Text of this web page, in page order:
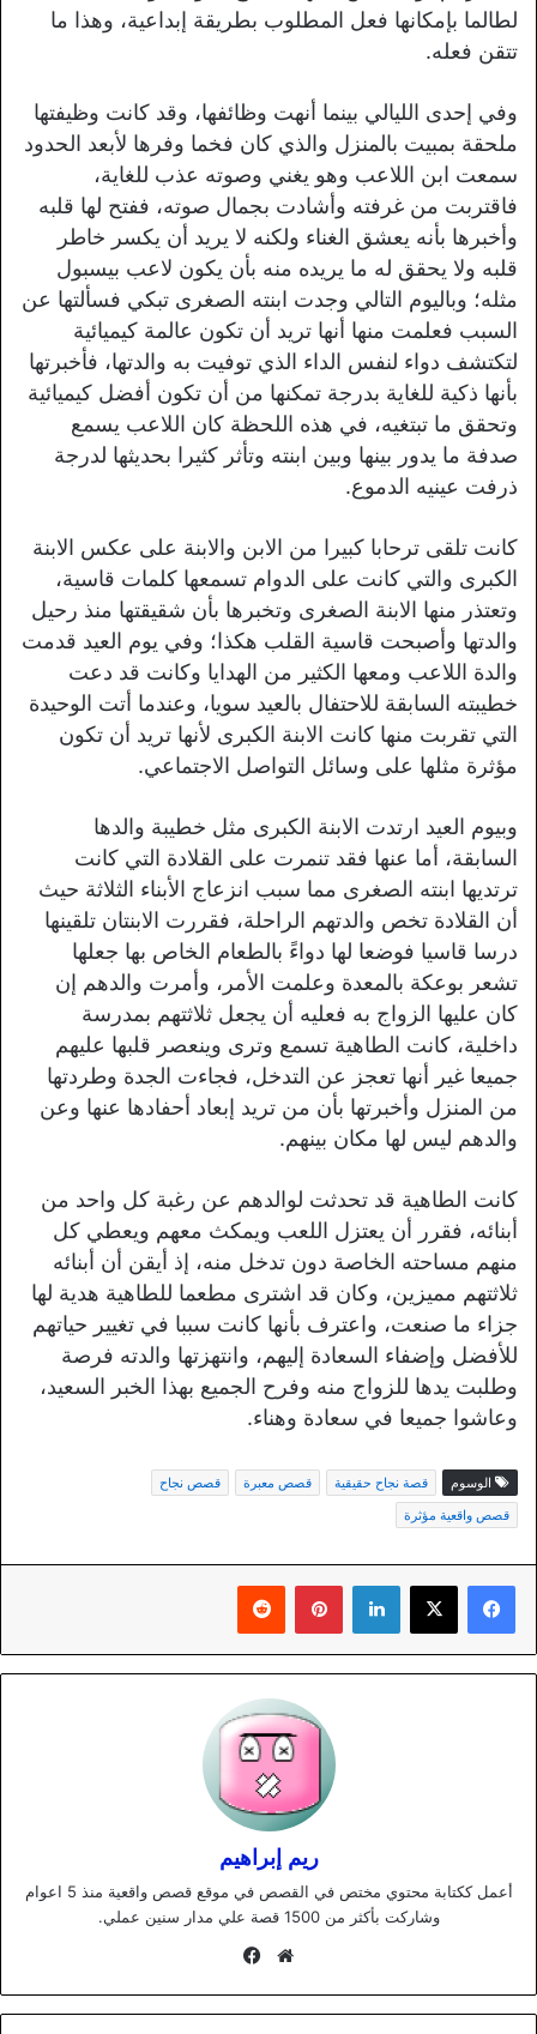
لطالما بإمكانها فعل المطلوب بطريقة إبداعية، وهذا ما
تتقن فعله.
وفي إحدى الليالي بينما أنهت وظائفها، وقد كانت وظيفتها
ملحقة بمبيت بالمنزل والذي كان فخما وفرها لأبعد الحدود
سمعت ابن اللاعب وهو يغني وصوته عذب للغاية،
فاقتربت من غرفته وأشادت بجمال صوته، ففتح لها قلبه
وأخبرها بأنه يعشق الغناء ولكنه لا يريد أن يكسر خاطر
قلبه ولا يحقق له ما يريده منه بأن يكون لاعب بيسبول
مثله؛ وباليوم التالي وجدت ابنته الصغرى تبكي فسألتها عن
السبب فعلمت منها أنها تريد أن تكون عالمة كيميائية
لتكتشف دواء لنفس الداء الذي توفيت به والدتها، فأخبرتها
بأنها ذكية للغاية بدرجة تمكنها من أن تكون أفضل كيميائية
وتحقق ما تبتغيه، في هذه اللحظة كان اللاعب يسمع
صدفة ما يدور بينها وبين ابنته وتأثر كثيرا بحديثها لدرجة
ذرفت عينيه الدموع.
كانت تلقى ترحابا كبيرا من الابن والابنة على عكس الابنة
الكبرى والتي كانت على الدوام تسمعها كلمات قاسية،
وتعتذر منها الابنة الصغرى وتخبرها بأن شقيقتها منذ رحيل
والدتها وأصبحت قاسية القلب هكذا؛ وفي يوم العيد قدمت
والدة اللاعب ومعها الكثير من الهدايا وكانت قد دعت
خطيبته السابقة للاحتفال بالعيد سويا، وعندما أتت الوحيدة
التي تقربت منها كانت الابنة الكبرى لأنها تريد أن تكون
مؤثرة مثلها على وسائل التواصل الاجتماعي.
وبيوم العيد ارتدت الابنة الكبرى مثل خطيبة والدها
السابقة، أما عنها فقد تنمرت على القلادة التي كانت
ترتديها ابنته الصغرى مما سبب انزعاج الأبناء الثلاثة حيث
أن القلادة تخص والدتهم الراحلة، فقررت الابنتان تلقينها
درسا قاسيا فوضعا لها دواءً بالطعام الخاص بها جعلها
تشعر بوعكة بالمعدة وعلمت الأمر، وأمرت والدهم إن
كان عليها الزواج به فعليه أن يجعل ثلاثتهم بمدرسة
داخلية، كانت الطاهية تسمع وترى وينعصر قلبها عليهم
جميعا غير أنها تعجز عن التدخل، فجاءت الجدة وطردتها
من المنزل وأخبرتها بأن من تريد إبعاد أحفادها عنها وعن
والدهم ليس لها مكان بينهم.
كانت الطاهية قد تحدثت لوالدهم عن رغبة كل واحد من
أبنائه، فقرر أن يعتزل اللعب ويمكث معهم ويعطي كل
منهم مساحته الخاصة دون تدخل منه، إذ أيقن أن أبنائه
ثلاثتهم مميزين، وكان قد اشترى مطعما للطاهية هدية لها
جزاء ما صنعت، واعترف بأنها كانت سببا في تغيير حياتهم
للأفضل وإضفاء السعادة إليهم، وانتهزتها والدته فرصة
وطلبت يدها للزواج منه وفرح الجميع بهذا الخبر السعيد،
وعاشوا جميعا في سعادة وهناء.
الوسوم قصة نجاح حقيقية قصص معبرة
قصص نجاح
قصص واقعية مؤثرة
لينكدإن بينتيريست
ريم إبراهيم
أعمل ككتابة محتوي مختص في القصص في موقع قصص واقعية منذ 5 اعوام
وشاركت بأكثر من 1500 قصة علي مدار سنين عملي.
موقع